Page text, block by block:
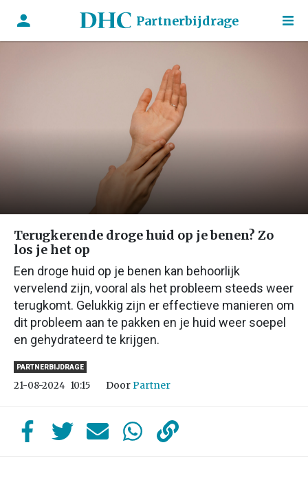
Partnerbijdrage
Terugkerende droge huid op je benen? Zo
los je het op
Een droge huid op je benen kan behoorlijk
vervelend zijn, vooral als het probleem steeds weer
terugkomt. Gelukkig zijn er effectieve manieren om
dit probleem aan te pakken en je huid weer soepel
en gehydrateerd te krijgen.
PARTNERBIJDRAGE
21-08-2024 10:15 DoorPartner